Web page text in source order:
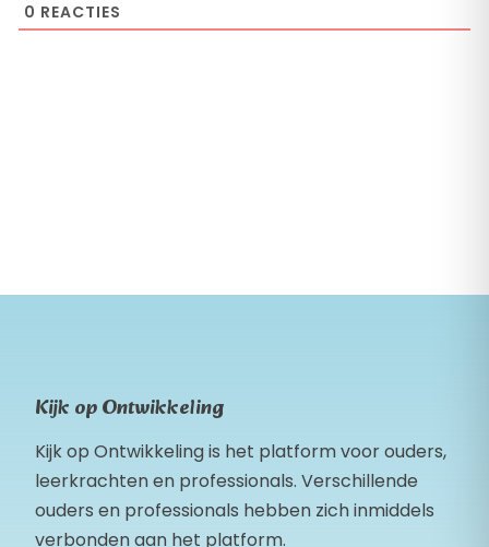
0 REACTIES
Kijk op Ontwikkeling
Kijk op Ontwikkeling is het platform voor ouders,
leerkrachten en professionals. Verschillende
ouders en professionals hebben zich inmiddels
verbonden aan het platform.